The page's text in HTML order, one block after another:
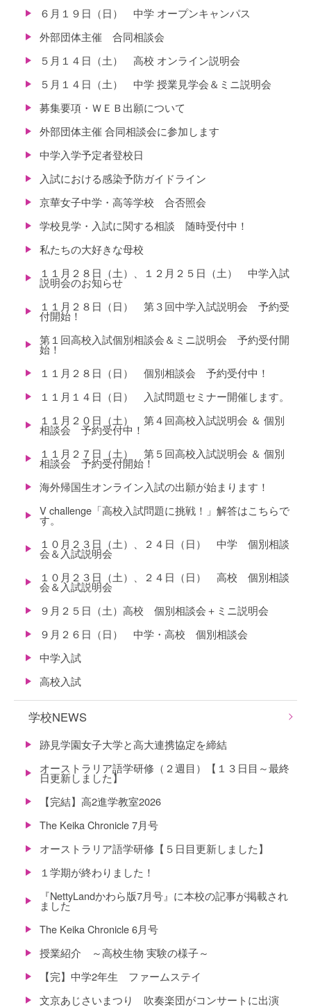
６月１９日（日） 中学 オープンキャンパス
外部団体主催 合同相談会
５月１４日（土） 高校 オンライン説明会
５月１４日（土） 中学 授業見学会＆ミニ説明会
募集要項・ＷＥＢ出願について
外部団体主催 合同相談会に参加します
中学入学予定者登校日
入試における感染予防ガイドライン
京華女子中学・高等学校 合否照会
学校見学・入試に関する相談 随時受付中！
私たちの大好きな母校
１１月２８日（土）、１２月２５日（土） 中学入試
説明会のお知らせ
１１月２８日（日） 第３回中学入試説明会 予約受
付開始！
第１回高校入試個別相談会＆ミニ説明会 予約受付開
始！
１１月２８日（日） 個別相談会 予約受付中！
１１月１４日（日） 入試問題セミナー開催します。
１１月２０日（土） 第４回高校入試説明会 ＆ 個別
相談会 予約受付中！
１１月２７日（土） 第５回高校入試説明会 ＆ 個別
相談会 予約受付開始！
海外帰国生オンライン入試の出願が始まります！
V challenge「高校入試問題に挑戦！」解答はこちらで
す。
１０月２３日（土）、２４日（日） 中学 個別相談
会＆入試説明会
１０月２３日（土）、２４日（日） 高校 個別相談
会＆入試説明会
９月２５日（土）高校 個別相談会＋ミニ説明会
９月２６日（日） 中学・高校 個別相談会
中学入試
高校入試
学校NEWS
跡見学園女子大学と高大連携協定を締結
オーストラリア語学研修（２週目）【１３日目～最終
日更新しました】
【完結】高2進学教室2026
The Keika Chronicle 7月号
オーストラリア語学研修【５日目更新しました】
１学期が終わりました！
『NettyLandかわら版7月号』に本校の記事が掲載され
ました
The Keika Chronicle 6月号
授業紹介 ～高校生物 実験の様子～
【完】中学2年生 ファームステイ
文京あじさいまつり 吹奏楽団がコンサートに出演